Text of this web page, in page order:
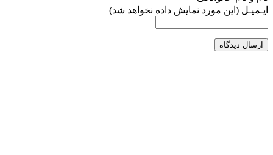
ایـمیـل (این مورد نمایش داده نخواهد شد)
ارسال دیدگاه